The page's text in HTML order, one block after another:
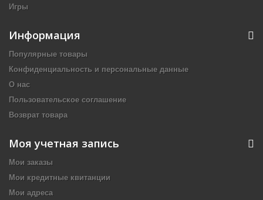
Игры
Информация
Популярные товары
Конфиденциальность и персональные данные
О нас
Пользовательское соглашение
Возврат товара
Моя учетная запись
Мои заказы
Мои кредитные квитанции
Мои адреса